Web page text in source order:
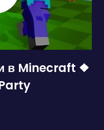
в Minecraft ❖